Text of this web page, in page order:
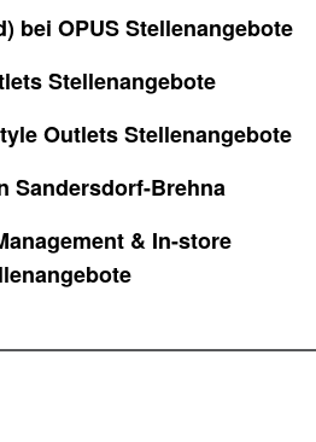
bei OPUS Stellenangebote
Stellenangebote
Outlets Stellenangebote
Sandersdorf-Brehna
& In-store